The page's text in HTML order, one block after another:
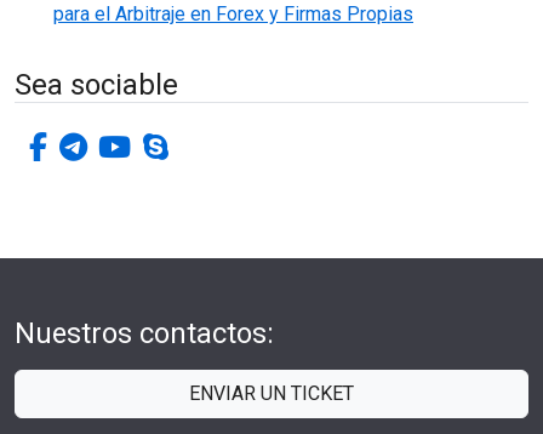
para el Arbitraje en Forex y Firmas Propias
Sea sociable
facebook-f
telegrama
youtubeskype
Nuestros contactos:
ENVIAR UN TICKET